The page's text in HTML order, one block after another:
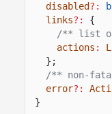
disabled?:
links?:
{
/** list of
actions :
};
/** non-
error?:
}